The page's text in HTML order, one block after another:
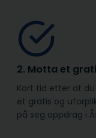
2. Motta et
Kort tid etter at
et gratis og
på seg oppdrag i